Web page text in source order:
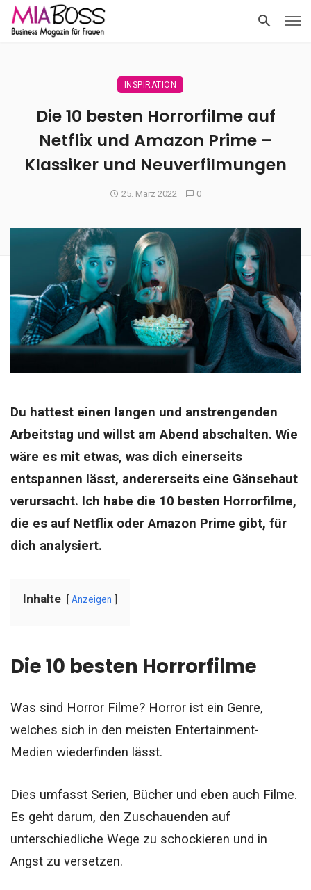
INSPIRATION
Die 10 besten Horrorfilme auf
Netflix und Amazon Prime –
Klassiker und Neuverfilmungen
25. März 2022 0
Du hattest einen langen und anstrengenden
Arbeitstag und willst am Abend abschalten. Wie
wäre es mit etwas, was dich einerseits
entspannen lässt, andererseits eine Gänsehaut
verursacht. Ich habe die 10 besten Horrorfilme,
die es auf Netflix oder Amazon Prime gibt, für
dich analysiert.
Inhalte Anzeigen
Die 10 besten Horrorfilme
Was sind Horror Filme? Horror ist ein Genre,
welches sich in den meisten Entertainment-
Medien wiederfinden lässt.
Dies umfasst Serien, Bücher und eben auch Filme.
Es geht darum, den Zuschauenden auf
unterschiedliche Wege zu schockieren und in
Angst zu versetzen.